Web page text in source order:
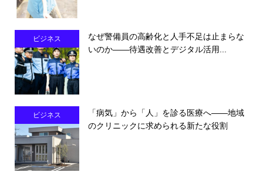
ビジネス
なぜ警備員の高齢化と人手不足は止まらな
いのか――待遇改善とデジタル活用...
ビジネス
「病気」から「人」を診る医療へ――地域
のクリニックに求められる新たな役割